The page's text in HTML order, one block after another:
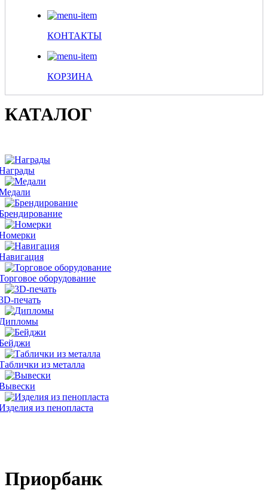
КОНТАКТЫ
КОРЗИНА
КАТАЛОГ
оборудование
печать
из металла
из пенопласта
Приорбанк